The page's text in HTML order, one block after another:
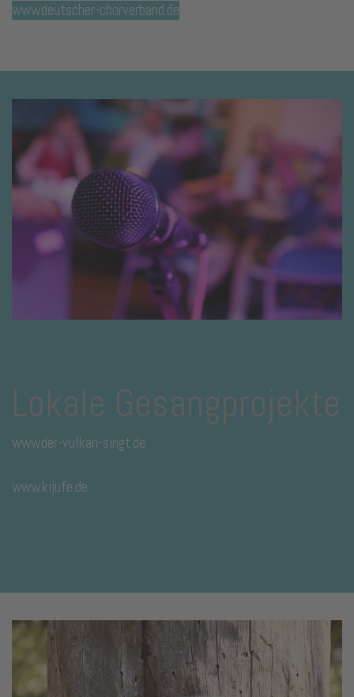
www.deutscher-chorverband.de
Lokale Gesangprojekte
www.der-vulkan-singt.de
www.kijufe.de